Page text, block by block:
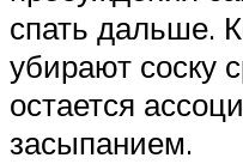
спать дальше.
убирают соску
остается
засыпанием.